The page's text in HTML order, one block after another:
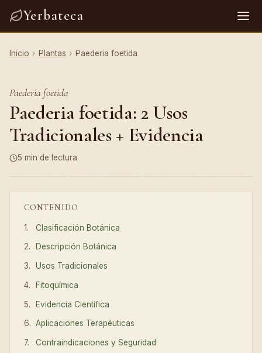
Yerbateca
Inicio › Plantas › Paederia foetida
Paederia foetida
Paederia foetida: 2 Usos
Tradicionales + Evidencia
5 min de lectura
CONTENIDO
Clasificación Botánica
Descripción Botánica
Usos Tradicionales
Fitoquímica
Evidencia Científica
Aplicaciones Terapéuticas
Contraindicaciones y Seguridad